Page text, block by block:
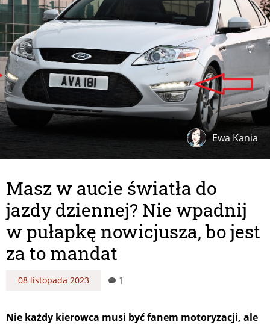
Ewa Kania
Masz w aucie światła do
jazdy dziennej? Nie wpadnij
w pułapkę nowicjusza, bo jest
za to mandat
08 listopada 2023 1
Nie każdy kierowca musi być fanem motoryzacji, ale